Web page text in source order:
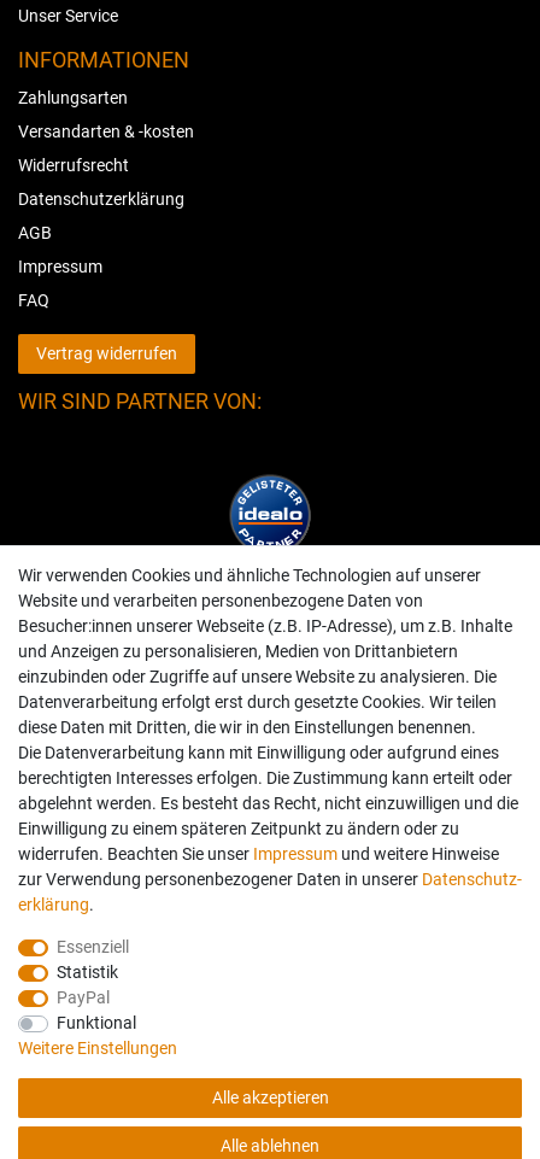
Unser Service
INFORMATIONEN
Zahlungsarten
Versandarten & -kosten
Widerrufsrecht
Datenschutzerklärung
AGB
Impressum
FAQ
Vertrag widerrufen
WIR SIND PARTNER VON:
Folgen Sie uns auch auf:
Wir verwenden Cookies und ähnliche Technologien auf unserer
Website und verarbeiten personenbezogene Daten von
Besucher:innen unserer Webseite (z.B. IP-Adresse), um z.B. Inhalte
und Anzeigen zu personalisieren, Medien von Drittanbietern
einzubinden oder Zugriffe auf unsere Website zu analysieren. Die
Datenverarbeitung erfolgt erst durch gesetzte Cookies. Wir teilen
diese Daten mit Dritten, die wir in den Einstellungen benennen.
Die Datenverarbeitung kann mit Einwilligung oder aufgrund eines
berechtigten Interesses erfolgen. Die Zustimmung kann erteilt oder
abgelehnt werden. Es besteht das Recht, nicht einzuwilligen und die
Einwilligung zu einem späteren Zeitpunkt zu ändern oder zu
widerrufen. Beachten Sie unser Impressum und weitere Hinweise
zur Verwendung personenbezogener Daten in unserer Daten­schutz­
erklärung.
Essenziell
Statistik
PayPal
Funktional
Weitere Einstellungen
Alle akzeptieren
Alle ablehnen